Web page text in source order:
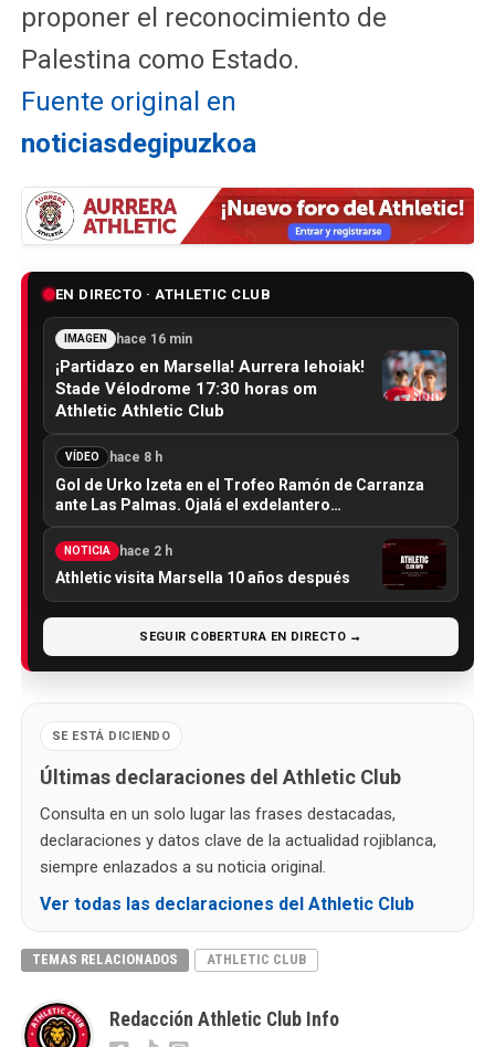
proponer el reconocimiento de
Palestina como Estado.
Fuente original en
noticiasdegipuzkoa
EN DIRECTO · ATHLETIC CLUB
IMAGEN hace 16 min
¡Partidazo en Marsella! Aurrera lehoiak!
Stade Vélodrome 17:30 horas om
Athletic Athletic Club
VÍDEO hace 8 h
Gol de Urko Izeta en el Trofeo Ramón de Carranza
ante Las Palmas. Ojalá el exdelantero…
NOTICIA hace 2 h
Athletic visita Marsella 10 años después
SEGUIR COBERTURA EN DIRECTO →
SE ESTÁ DICIENDO
Últimas declaraciones del Athletic Club
Consulta en un solo lugar las frases destacadas,
declaraciones y datos clave de la actualidad rojiblanca,
siempre enlazados a su noticia original.
Ver todas las declaraciones del Athletic Club
TEMAS RELACIONADOS ATHLETIC CLUB
Redacción Athletic Club Info